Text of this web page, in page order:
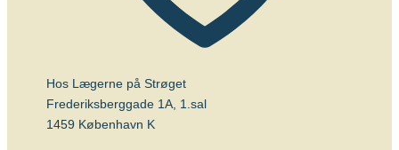
Hos Lægerne på Strøget
Frederiksberggade 1A, 1.sal
1459 København K